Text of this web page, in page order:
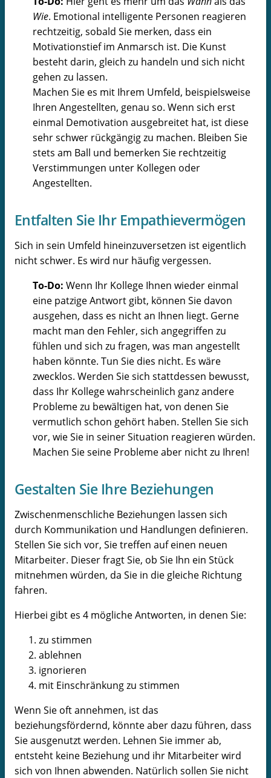
Wie. Emotional intelligente Personen reagieren
rechtzeitig, sobald Sie merken, dass ein
Motivationstief im Anmarsch ist. Die Kunst
besteht darin, gleich zu handeln und sich nicht
gehen zu lassen.
Machen Sie es mit Ihrem Umfeld, beispielsweise
Ihren Angestellten, genau so. Wenn sich erst
einmal Demotivation ausgebreitet hat, ist diese
sehr schwer rückgängig zu machen. Bleiben Sie
stets am Ball und bemerken Sie rechtzeitig
Verstimmungen unter Kollegen oder
Angestellten.
Entfalten Sie Ihr Empathievermögen
Sich in sein Umfeld hineinzuversetzen ist eigentlich
nicht schwer. Es wird nur häufig vergessen.
To-Do: Wenn Ihr Kollege Ihnen wieder einmal
eine patzige Antwort gibt, können Sie davon
ausgehen, dass es nicht an Ihnen liegt. Gerne
macht man den Fehler, sich angegriffen zu
fühlen und sich zu fragen, was man angestellt
haben könnte. Tun Sie dies nicht. Es wäre
zwecklos. Werden Sie sich stattdessen bewusst,
dass Ihr Kollege wahrscheinlich ganz andere
Probleme zu bewältigen hat, von denen Sie
vermutlich schon gehört haben. Stellen Sie sich
vor, wie Sie in seiner Situation reagieren würden.
Machen Sie seine Probleme aber nicht zu Ihren!
Gestalten Sie Ihre Beziehungen
Zwischenmenschliche Beziehungen lassen sich
durch Kommunikation und Handlungen definieren.
Stellen Sie sich vor, Sie treffen auf einen neuen
Mitarbeiter. Dieser fragt Sie, ob Sie Ihn ein Stück
mitnehmen würden, da Sie in die gleiche Richtung
fahren.
Hierbei gibt es 4 mögliche Antworten, in denen Sie:
zu stimmen
ablehnen
ignorieren
mit Einschränkung zu stimmen
Wenn Sie oft annehmen, ist das
beziehungsfördernd, könnte aber dazu führen, dass
Sie ausgenutzt werden. Lehnen Sie immer ab,
entsteht keine Beziehung und ihr Mitarbeiter wird
sich von Ihnen abwenden. Natürlich sollen Sie nicht